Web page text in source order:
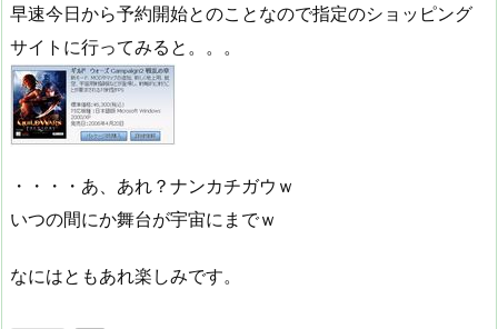
早速今日から予約開始とのことなので指定のショッピング
サイトに行ってみると。。。
・・・・あ、あれ？ナンカチガウｗ
いつの間にか舞台が宇宙にまでｗ
なにはともあれ楽しみです。